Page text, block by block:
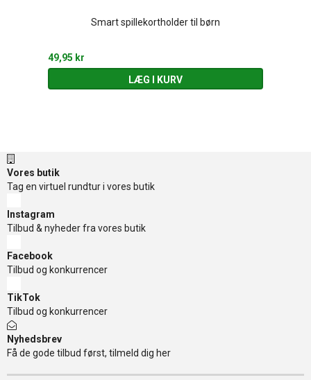
Smart spillekortholder til børn
49,95 kr
LÆG I KURV
Vores butik
Tag en virtuel rundtur i vores butik
Instagram
Tilbud & nyheder fra vores butik
Facebook
Tilbud og konkurrencer
TikTok
Tilbud og konkurrencer
Nyhedsbrev
Få de gode tilbud først, tilmeld dig her